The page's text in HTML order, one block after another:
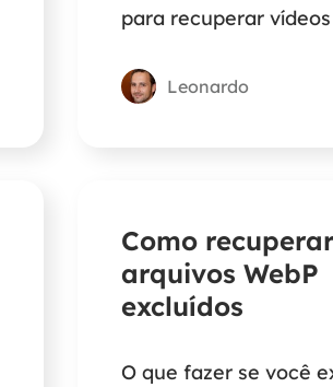
para recuperar
vídeos excluídos de
Leonardo
Como
arquivos WebP
excluídos
O que fazer se você